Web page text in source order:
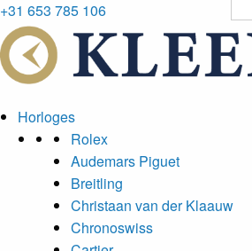
+31 653 785 106
Horloges
Rolex
Audemars Piguet
Breitling
Christaan van der Klaauw
Chronoswiss